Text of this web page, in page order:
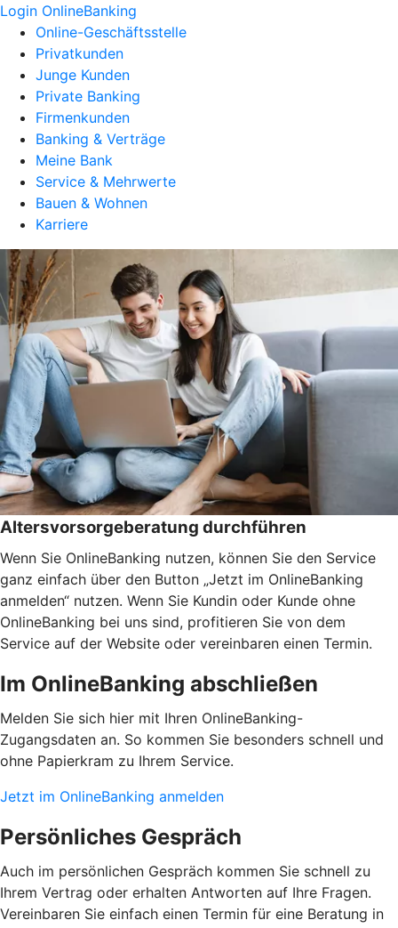
Login OnlineBanking
Online-Geschäftsstelle
Privatkunden
Junge Kunden
Private Banking
Firmenkunden
Banking & Verträge
Meine Bank
Service & Mehrwerte
Bauen & Wohnen
Karriere
Altersvorsorgeberatung durchführen
Wenn Sie OnlineBanking nutzen, können Sie den Service
ganz einfach über den Button „Jetzt im OnlineBanking
anmelden“ nutzen. Wenn Sie Kundin oder Kunde ohne
OnlineBanking bei uns sind, profitieren Sie von dem
Service auf der Website oder vereinbaren einen Termin.
Im OnlineBanking abschließen
Melden Sie sich hier mit Ihren OnlineBanking-
Zugangsdaten an. So kommen Sie besonders schnell und
ohne Papierkram zu Ihrem Service.
Jetzt im OnlineBanking anmelden
Persönliches Gespräch
Auch im persönlichen Gespräch kommen Sie schnell zu
Ihrem Vertrag oder erhalten Antworten auf Ihre Fragen.
Vereinbaren Sie einfach einen Termin für eine Beratung in